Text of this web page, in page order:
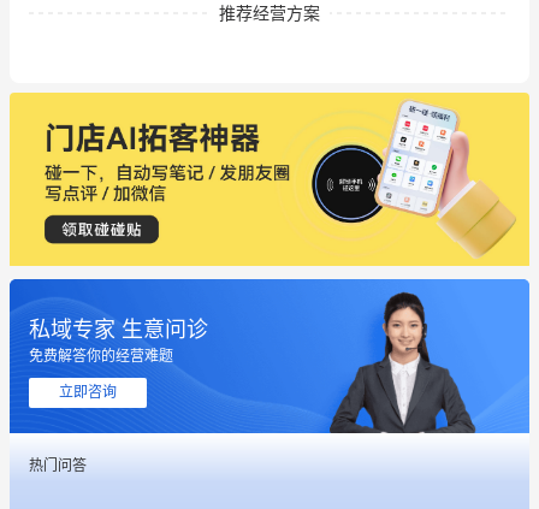
推荐经营方案
私域专家 生意问诊
免费解答你的经营难题
立即咨询
热门问答
这个营销策划案例推荐大家看一下
用有赞就能在微信、小红书同时经营了
餐饮也得靠私域和服务提高竞争力